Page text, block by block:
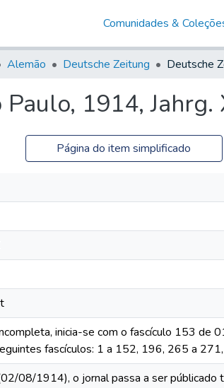
Comunidades &
Alemão Deutsche Zeitung
1914, Jahrg.
Página do item simplificado
inicia-se com o fascículo 153 de
fascículos: 1 a 152, 196, 265 a
08/1914), o jornal passa a ser públicado